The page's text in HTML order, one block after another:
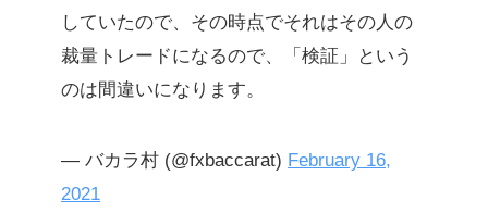
していたので、その時点でそれはその人の
裁量トレードになるので、「検証」という
のは間違いになります。
— バカラ村 (@fxbaccarat) February 16,
2021